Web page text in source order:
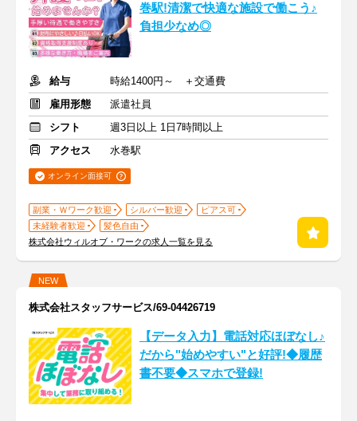
巻駅!清潔で快適な施設で働こう♪
負担少なめ◎
給与
時給1400円～ ＋交通費
雇用形態
派遣社員
シフト
週3日以上 1日7時間以上
アクセス
水巻駅
オンライン面接可
副業・Ｗワーク歓迎 シルバー歓迎
ピアス可
未経験者歓迎
髪色自由
株式会社ウィルオブ・ワークの求人一覧を見る
NEW
株式会社スタッフサービス/69-04426719
【データ入力】電話対応ほぼなし♪
だから"始めやすい"と好評!◆履歴
書不要◆スマホで登録!